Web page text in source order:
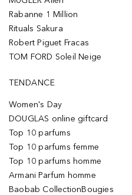
Rabanne 1 Million
Rituals Sakura
Robert Piguet Fracas
TOM FORD Soleil Neige
TENDANCE
Women's Day
DOUGLAS online giftcard
Top 10 parfums
Top 10 parfums femme
Top 10 parfums homme
Armani Parfum homme
Baobab CollectionBougies